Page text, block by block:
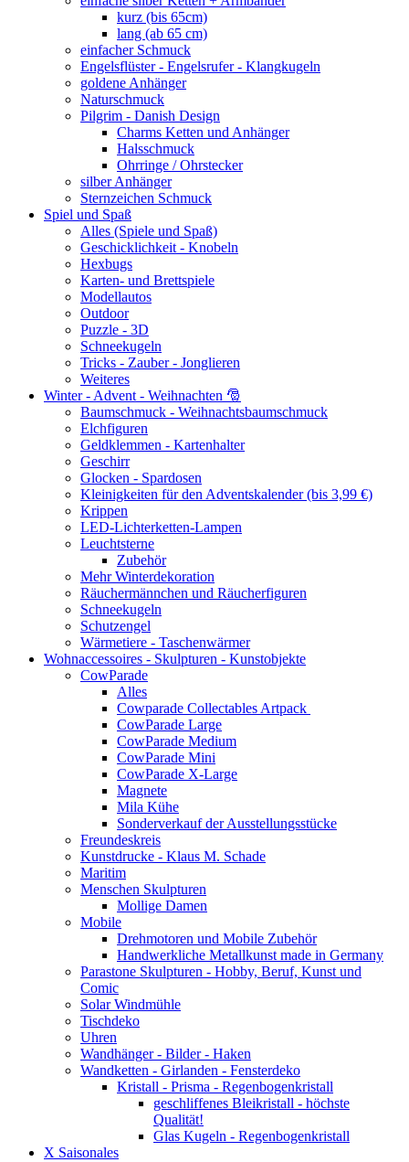
kurz (bis 65cm)
lang (ab 65 cm)
einfacher Schmuck
Engelsflüster - Engelsrufer - Klangkugeln
goldene Anhänger
Naturschmuck
Pilgrim - Danish Design
Charms Ketten und Anhänger
Halsschmuck
Ohrringe / Ohrstecker
silber Anhänger
Sternzeichen Schmuck
Spiel und Spaß
Alles (Spiele und Spaß)
Geschicklichkeit - Knobeln
Hexbugs
Karten- und Brettspiele
Modellautos
Outdoor
Puzzle - 3D
Schneekugeln
Tricks - Zauber - Jonglieren
Weiteres
Winter - Advent - Weihnachten 🎅
Baumschmuck - Weihnachtsbaumschmuck
Elchfiguren
Geldklemmen - Kartenhalter
Geschirr
Glocken - Spardosen
Kleinigkeiten für den Adventskalender (bis 3,99 €)
Krippen
LED-Lichterketten-Lampen
Leuchtsterne
Zubehör
Mehr Winterdekoration
Räuchermännchen und Räucherfiguren
Schneekugeln
Schutzengel
Wärmetiere - Taschenwärmer
Wohnaccessoires - Skulpturen - Kunstobjekte
CowParade
Alles
Cowparade Collectables Artpack
CowParade Large
CowParade Medium
CowParade Mini
CowParade X-Large
Magnete
Mila Kühe
Sonderverkauf der Ausstellungsstücke
Freundeskreis
Kunstdrucke - Klaus M. Schade
Maritim
Menschen Skulpturen
Mollige Damen
Mobile
Drehmotoren und Mobile Zubehör
Handwerkliche Metallkunst made in Germany
Parastone Skulpturen - Hobby, Beruf, Kunst und
Comic
Solar Windmühle
Tischdeko
Uhren
Wandhänger - Bilder - Haken
Wandketten - Girlanden - Fensterdeko
Kristall - Prisma - Regenbogenkristall
geschliffenes Bleikristall - höchste
Qualität!
Glas Kugeln - Regenbogenkristall
X Saisonales